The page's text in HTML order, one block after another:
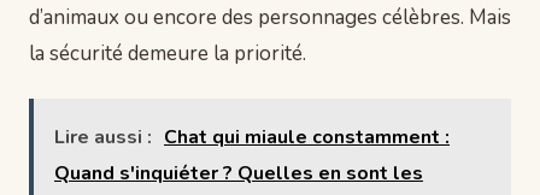
d’animaux ou encore des personnages célèbres. Mais
la sécurité demeure la priorité.
Lire aussi : Chat qui miaule constamment :
Quand s'inquiéter ? Quelles en sont les